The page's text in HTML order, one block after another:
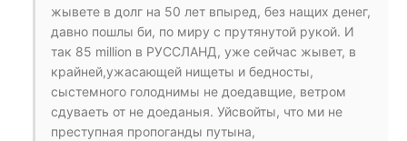
жывете в долг на 50 лет впыред, без нащих денег,
давно пошлы би, по миру с прутянутой рукой. И
так 85 million в РУССЛАНД, уже сейчас жывет, в
крайней,ужасающей нищеты и бедносты,
сыстемного голоднимы не доедавщие, ветром
сдуваеть от не доеданыя. Уйсвойты, что ми не
преступная пропоганды путына,